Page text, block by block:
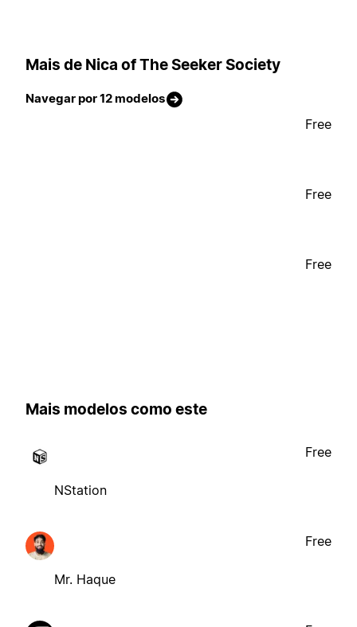
Mais de Nica of The Seeker Society
Navegar por 12 modelos
Free
Free
Free
Mais modelos como este
NStation
Free
Mr. Haque
Free